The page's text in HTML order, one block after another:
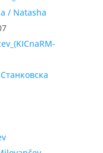
/ Natasha